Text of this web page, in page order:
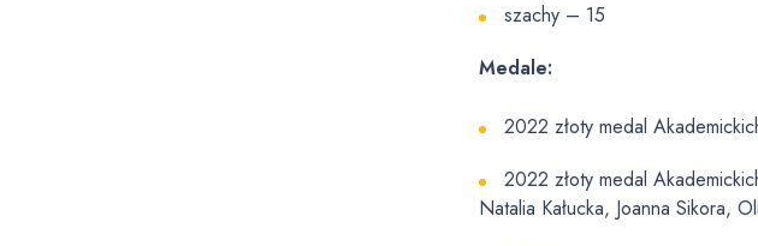
szachy – 15
Medale:
2022 złoty medal
2022 złoty medal
Natalia Kałucka, Joanna Sikora,